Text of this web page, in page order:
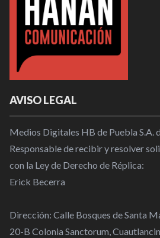
AVISO LEGAL
Medios Digitales HB de Puebla S.A.
Responsable de recibir y resolver
con la Ley de Derecho de Réplica:
Erick Becerra
Dirección: Calle Bosques de Santa
20-B Colonia Sanctorum,